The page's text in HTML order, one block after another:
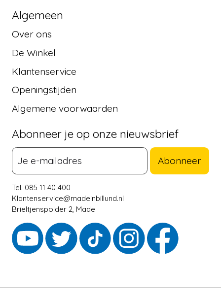
Algemeen
Over ons
De Winkel
Klantenservice
Openingstijden
Algemene voorwaarden
Abonneer je op onze nieuwsbrief
Abonneer
Tel. 085 11 40 400
Klantenservice@madeinbillund.nl
Brieltjenspolder 2, Made